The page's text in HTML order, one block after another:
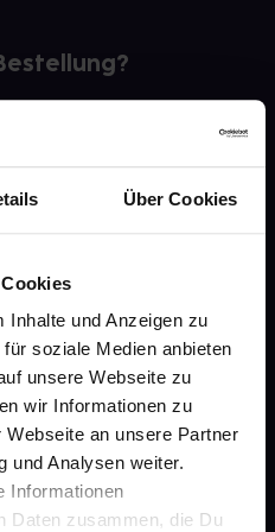
Über Cookies
Inhalte und Anzeigen zu
soziale Medien anbieten
unsere Webseite zu
wir Informationen zu
an unsere Partner
und Analysen weiter.
Informationen
Daten zusammen, die Du